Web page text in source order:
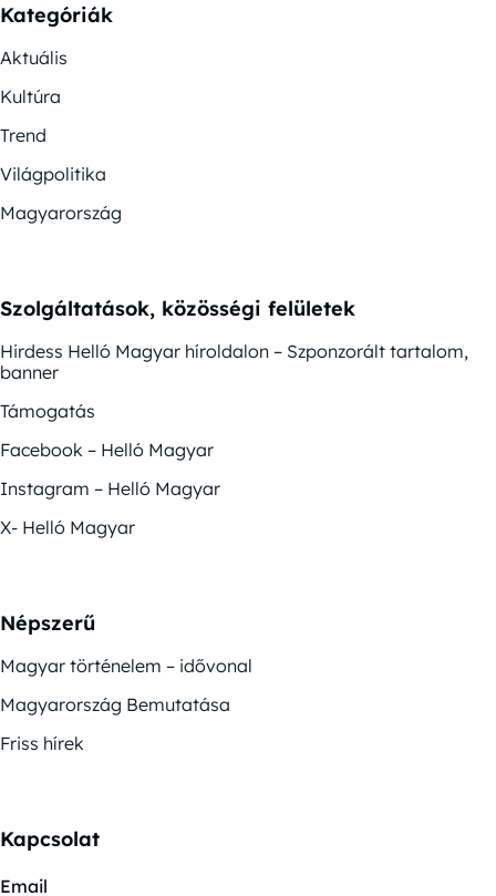
Kategóriák
Aktuális
Kultúra
Trend
Világpolitika
Magyarország
Szolgáltatások, közösségi felületek
Hirdess Helló Magyar híroldalon – Szponzorált tartalom,
banner
Támogatás
Facebook – Helló Magyar
Instagram – Helló Magyar
X- Helló Magyar
Népszerű
Magyar történelem – idővonal
Magyarország Bemutatása
Friss hírek
Kapcsolat
Email